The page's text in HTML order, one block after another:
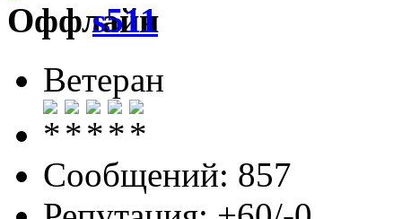
s511
Ветеран
Сообщений: 857